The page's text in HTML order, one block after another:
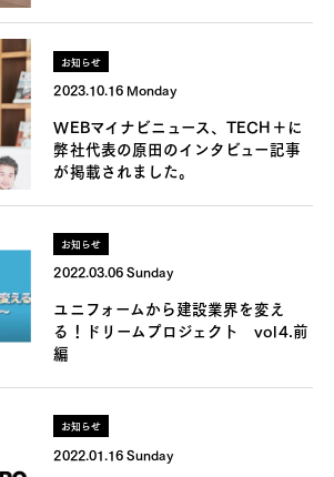
お知らせ
2023.10.16 Monday
WEBマイナビニュース、TECH＋に
弊社代表の原田のインタビュー記事
が掲載されました。
お知らせ
2022.03.06 Sunday
ユニフォームから建設業界を変え
る！ドリームプロジェクト vol4.前
編
お知らせ
2022.01.16 Sunday